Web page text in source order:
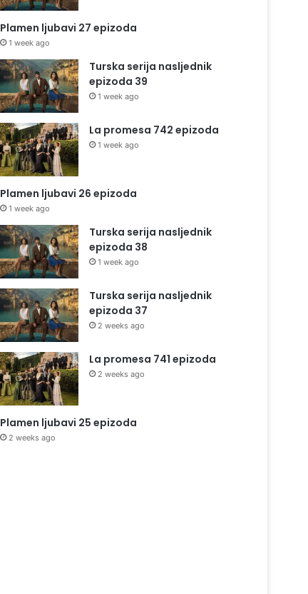
Plamen ljubavi 27 epizoda
1 week ago
Turska serija nasljednik
epizoda 39
1 week ago
La promesa 742 epizoda
1 week ago
Plamen ljubavi 26 epizoda
1 week ago
Turska serija nasljednik
epizoda 38
1 week ago
Turska serija nasljednik
epizoda 37
2 weeks ago
La promesa 741 epizoda
2 weeks ago
Plamen ljubavi 25 epizoda
2 weeks ago